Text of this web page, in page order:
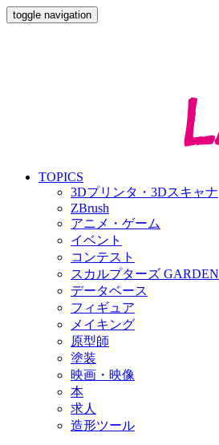
toggle navigation
TOPICS
3Dプリンタ・3Dスキャナ
ZBrush
アニメ・ゲーム
イベント
コンテスト
スカルプターズ GARDEN
データベース
フィギュア
メイキング
原型師
塗装
映画・映像
本
求人
造形ツール